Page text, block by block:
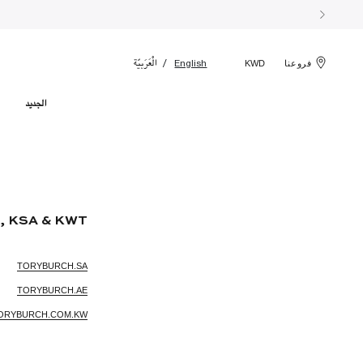
فروعنا KWD
English الْعَرَبيّة
الجديد
KSA & KWT:
TORYBURCH.SA
TORYBURCH.AE